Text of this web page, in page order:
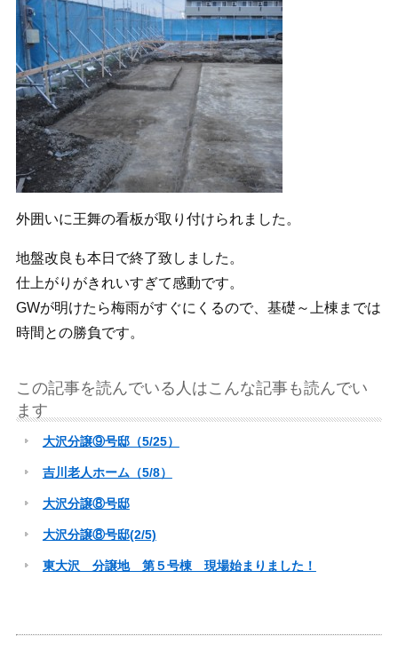
外囲いに王舞の看板が取り付けられました。
地盤改良も本日で終了致しました。
仕上がりがきれいすぎて感動です。
GWが明けたら梅雨がすぐにくるので、基礎～上棟までは
時間との勝負です。
この記事を読んでいる人はこんな記事も読んでい
ます
大沢分譲⑨号邸（5/25）
吉川老人ホーム（5/8）
大沢分譲⑧号邸
大沢分譲⑧号邸(2/5)
東大沢 分譲地 第５号棟 現場始まりました！